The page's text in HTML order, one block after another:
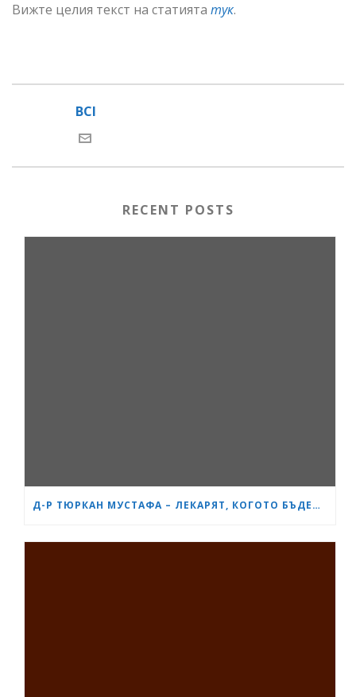
Вижте целия текст на статията тук.
BCI
RECENT POSTS
Д-Р ТЮРКАН МУСТАФА – ЛЕКАРЯТ, КОГОТО БЪДЕЩИТЕ МАЙКИ В БУРГАС ЧЕСТО ПРЕПОРЪЧВАТ ЕДНА НА ДРУГА